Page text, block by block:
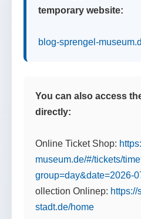
temporary website:
blog-sprengel-
You can also access
directly:
Online Ticket Shop:
museum.de/#/tickets/
group=day&date=2026-
ollection Onlinep:
stadt.de/home